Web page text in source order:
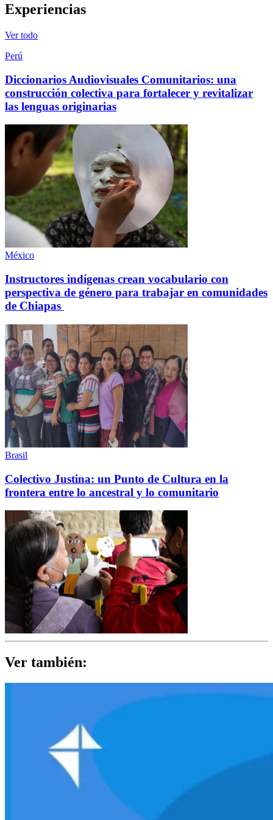
Experiencias
Ver todo
Perú
Diccionarios Audiovisuales Comunitarios: una
construcción colectiva para fortalecer y revitalizar
las lenguas originarias
México
Instructores indígenas crean vocabulario con
perspectiva de género para trabajar en comunidades
de Chiapas
Brasil
Colectivo Justina: un Punto de Cultura en la
frontera entre lo ancestral y lo comunitario
Ver también: